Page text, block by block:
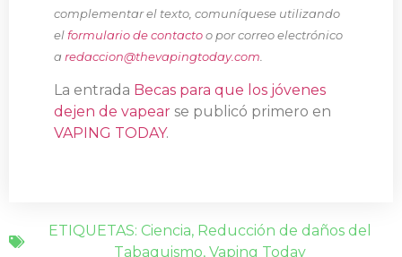
complementar el texto, comuníquese utilizando
elformulario de contactoo por correo electrónico
a redaccion@thevapingtoday.com
La entrada Becas para que los jóvenes
dejen de vapear se publicó primero en
VAPING TODAY.
ETIQUETAS: Ciencia, Reducción de daños del
Tabaquismo, Vaping Today